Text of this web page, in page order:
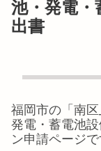
池・発電・
出書
福岡市の「 南区
発電・蓄電池
ン申請ページで